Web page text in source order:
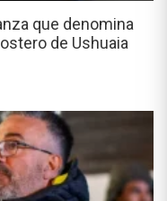
que denomina
de Ushuaia